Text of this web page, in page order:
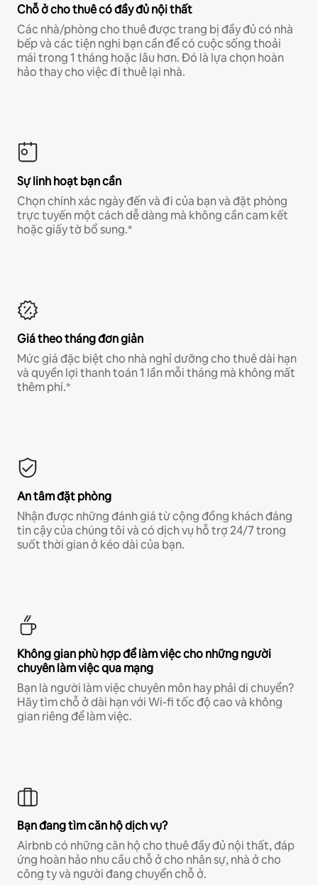
Chỗ ở cho thuê có đầy đủ nội thất
Các nhà/phòng cho thuê được trang bị đầy đủ có nhà
bếp và các tiện nghi bạn cần để có cuộc sống thoải
mái trong 1 tháng hoặc lâu hơn. Đó là lựa chọn hoàn
hảo thay cho việc đi thuê lại nhà.
Sự linh hoạt bạn cần
Chọn chính xác ngày đến và đi của bạn và đặt phòng
trực tuyến một cách dễ dàng mà không cần cam kết
hoặc giấy tờ bổ sung.*
Giá theo tháng đơn giản
Mức giá đặc biệt cho nhà nghỉ dưỡng cho thuê dài hạn
và quyền lợi thanh toán 1 lần mỗi tháng mà không mất
thêm phí.*
An tâm đặt phòng
Nhận được những đánh giá từ cộng đồng khách đáng
tin cậy của chúng tôi và có dịch vụ hỗ trợ 24/7 trong
suốt thời gian ở kéo dài của bạn.
Không gian phù hợp để làm việc cho những người
chuyên làm việc qua mạng
Bạn là người làm việc chuyên môn hay phải di chuyển?
Hãy tìm chỗ ở dài hạn với Wi-fi tốc độ cao và không
gian riêng để làm việc.
Bạn đang tìm căn hộ dịch vụ?
Airbnb có những căn hộ cho thuê đầy đủ nội thất, đáp
ứng hoàn hảo nhu cầu chỗ ở cho nhân sự, nhà ở cho
công ty và người đang chuyển chỗ ở.